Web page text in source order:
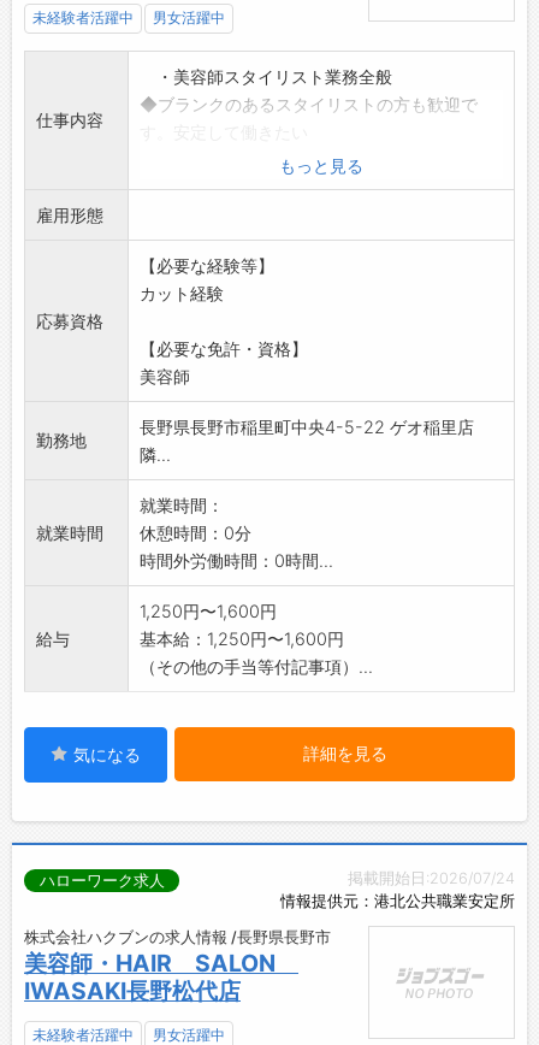
未経験者活躍中 男女活躍中
仕事内容
・美容師スタイリスト業務全般
◆ブランクのあるスタイリストの方も歓迎で
方にも、しっかり稼ぎたい方にも適した環境で
す。
特殊な技術は不要で
す
※他店にヘルプの場合も有り
もっと見る
雇用形態
応募資格
【必要な経験等】
カット経験
【必要な免許・資格】
美容師
勤務地
長野県長野市稲里町中央4-5-22 ゲオ稲里店
隣...
就業時間
就業時間：
休憩時間：0分
時間外労働時間：0時間...
給与
1,250円〜1,600円
基本給：1,250円〜1,600円
（その他の手当等付記事項）...
気になる 詳細を見る
掲載開始日:2026/07/24
情報提供元：港北公共職業安定所
ハローワーク求人
株式会社ハクブンの求人情報 /長野県長野市
美容師・HAIR SALON
IWASAKI長野松代店
未経験者活躍中 男女活躍中